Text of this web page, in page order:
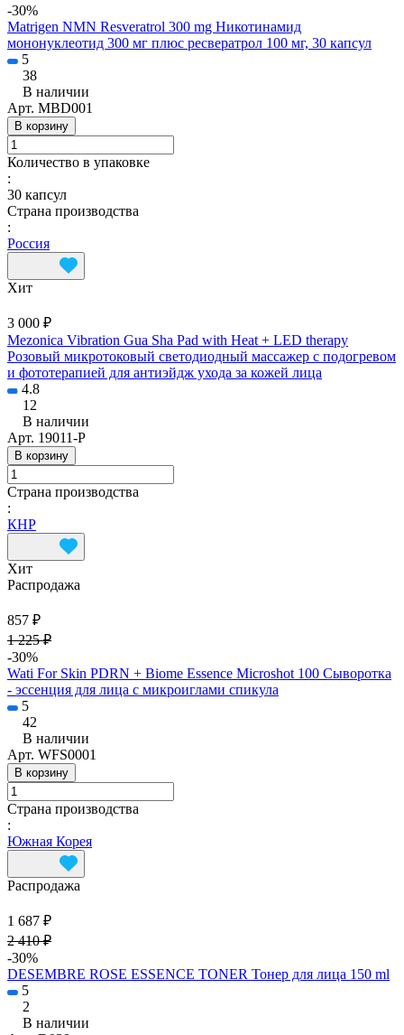
-30%
Matrigen NMN Resveratrol 300 mg Никотинамид
мононуклеотид 300 мг плюс ресвератрол 100 мг, 30 капсул
5
38
В наличии
Арт. MBD001
В корзину
Количество в упаковке
:
30 капсул
Страна производства
:
Россия
Хит
3 000 ₽
Mezonica Vibration Gua Sha Pad with Heat + LED therapy
Розовый микротоковый светодиодный массажер с подогревом
и фототерапией для антиэйдж ухода за кожей лица
4.8
12
В наличии
Арт. 19011-P
В корзину
Страна производства
:
КНР
Хит
Распродажа
857 ₽
1 225 ₽
-30%
Wati For Skin PDRN + Biome Essence Microshot 100 Сыворотка
- эссенция для лица с микроиглами спикула
5
42
В наличии
Арт. WFS0001
В корзину
Страна производства
:
Южная Корея
Распродажа
1 687 ₽
2 410 ₽
-30%
DESEMBRE ROSE ESSENCE TONER Тонер для лица 150 ml
5
2
В наличии